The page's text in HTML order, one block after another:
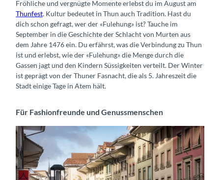
Fröhliche und vergnügte Momente erlebst du im August am
Thunfest. Kultur bedeutet in Thun auch Tradition. Hast du
dich schon gefragt, wer der «Fulehung» ist? Tauche im
September in die Geschichte der Schlacht von Murten aus
dem Jahre 1476 ein. Du erfährst, was die Verbindung zu Thun
ist und erlebst, wie der «Fulehung» die Menge durch die
Gassen jagt und den Kindern Süssigkeiten verteilt. Der Winter
ist geprägt von der Thuner Fasnacht, die als 5. Jahreszeit die
Stadt einige Tage in Atem hält.
Für Fashionfreunde und Genussmenschen